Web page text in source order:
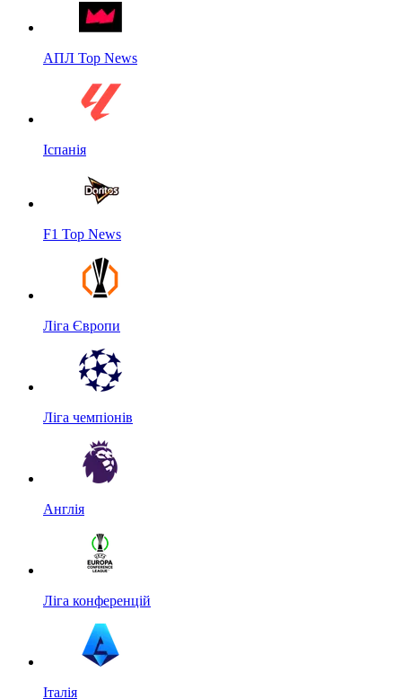
АПЛ Top News
Іспанія
F1 Top News
Ліга Європи
Ліга чемпіонів
Англія
Ліга конференцій
Італія